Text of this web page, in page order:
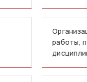
работы,